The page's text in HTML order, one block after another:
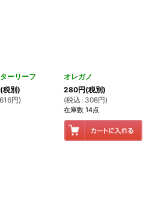
ーリーフ
(税別)
616円)
オレガノ
280円(税別)
(税込 : 308円)
在庫数 14点